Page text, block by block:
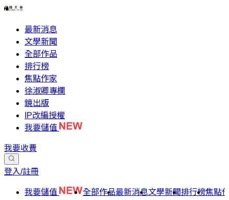
最新消息
文學新聞
全部作品
排行榜
焦點作家
徐淑卿專欄
鏡出版
IP改編授權
我要儲值
我要收費
登入/註冊
我要儲值 全部作品最新消息文學新聞排行榜焦點